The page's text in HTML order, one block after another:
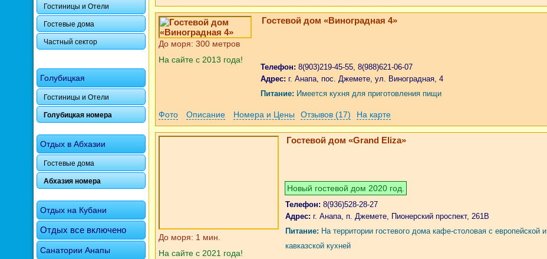
Гостиницы и Отели
Гостевые дома
Частный сектор
Голубицкая
Гостиницы и Отели
Голубицкая номера
Отдых в Абхазии
Гостевые дома
Абхазия номера
Отдых на Кубани
Отдых все включено
Санатории Анапы
До моря: 300 метров
На сайте с 2013 года!
Гостевой дом «Виноградная 4»
Телефон: 8(903)219-45-55, 8(988)621-06-07
Адрес: г. Анапа, пос. Джемете, ул. Виноградная, 4
Питание: Имеется кухня для приготовления пищи
Фото Описание Номера и Цены Отзывов (17) На карте
До моря: 1 мин.
На сайте с 2021 года!
Гостевой дом «Grand Eliza»
Новый гостевой дом 2020 год.
Телефон: 8(936)528-28-27
Адрес: г. Анапа, п. Джемете, Пионерский проспект, 261В
Питание: На территории гостевого дома кафе-столовая с европейской и
кавказской кухней